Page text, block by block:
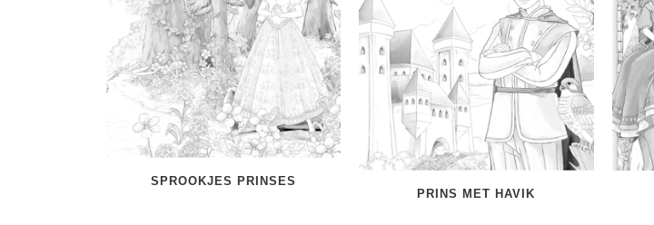
SPROOKJES PRINSES
PRINS MET HAVIK